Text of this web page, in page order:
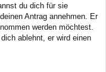
du dich für sie
Antrag annehmen. Er
werden möchtest.
ablehnt, er wird einen